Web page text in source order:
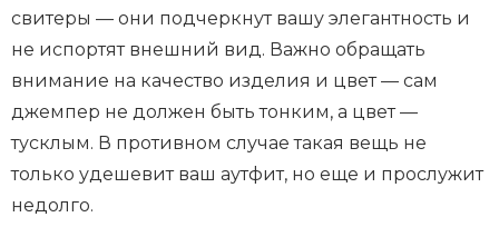
свитеры — они подчеркнут вашу элегантность и
не испортят внешний вид. Важно обращать
внимание на качество изделия и цвет — сам
джемпер не должен быть тонким, а цвет —
тусклым. В противном случае такая вещь не
только удешевит ваш аутфит, но еще и прослужит
недолго.